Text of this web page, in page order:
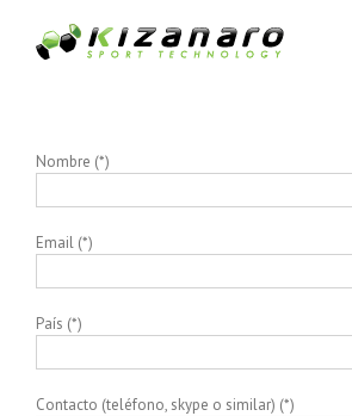
Nombre (*)
Email (*)
País (*)
Contacto (teléfono, skype o similar) (*)